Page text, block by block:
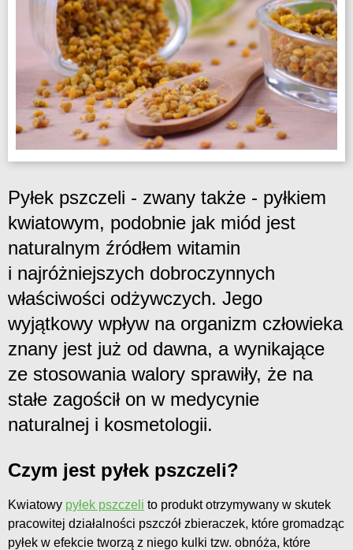
Pyłek pszczeli - zwany także - pyłkiem
kwiatowym, podobnie jak miód jest
naturalnym źródłem witamin
i najróżniejszych dobroczynnych
właściwości odżywczych. Jego
wyjątkowy wpływ na organizm człowieka
znany jest już od dawna, a wynikające
ze stosowania walory sprawiły, że na
stałe zagościł on w medycynie
naturalnej i kosmetologii.
Czym jest pyłek pszczeli?
Kwiatowy pyłek pszczeli to produkt otrzymywany w skutek
pracowitej działalności pszczół zbieraczek, które gromadząc
pyłek w efekcie tworzą z niego kulki tzw. obnóża, które